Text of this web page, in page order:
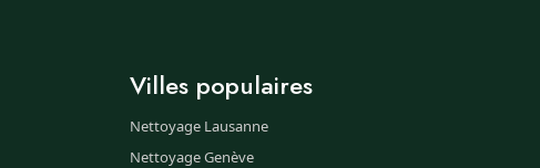
Villes populaires
Nettoyage Lausanne
Nettoyage Genève